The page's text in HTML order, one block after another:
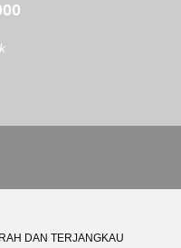
DAN TERJANGKAU